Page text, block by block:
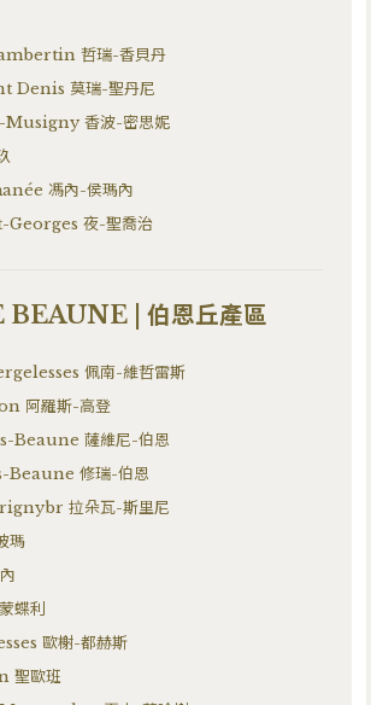
哲瑞-香貝丹
Denis 莫瑞-聖丹尼
香波-密思妮
馮內-侯瑪內
夜-聖喬治
| 伯恩丘產區
佩南-維哲雷斯
阿羅斯-高登
Beaune 薩維尼-伯恩
修瑞-伯恩
拉朵瓦-斯里尼
瑪
蝶利
歐榭-都赫斯
聖歐班